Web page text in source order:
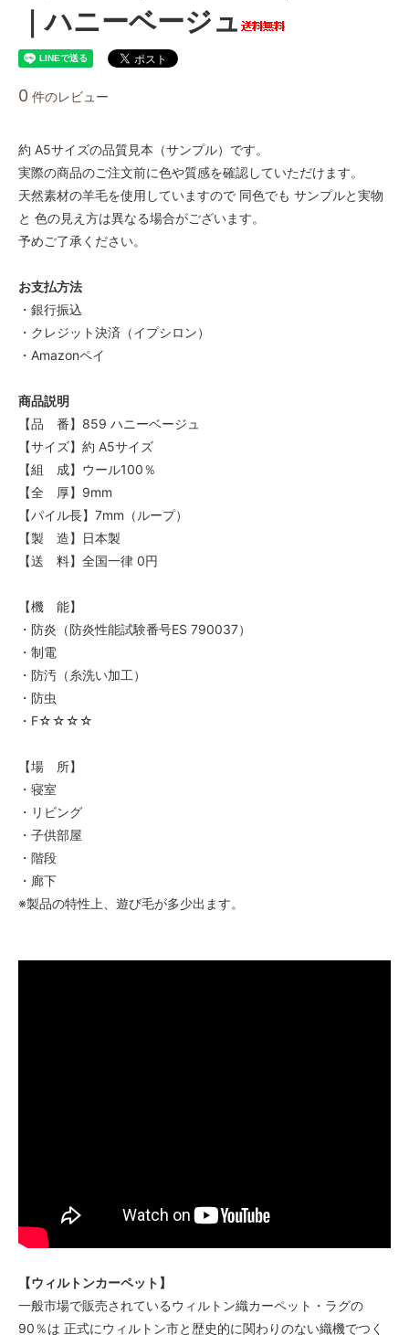
｜ハニーベージュ
0 件のレビュー
約 A5サイズの品質見本（サンプル）です。
実際の商品のご注文前に色や質感を確認していただけます。
天然素材の羊毛を使用していますので 同色でも サンプルと実物
と 色の見え方は異なる場合がございます。
予めご了承ください。
お支払方法
・銀行振込
・クレジット決済（イプシロン）
・Amazonペイ
商品説明
【品 番】859 ハニーベージュ
【サイズ】約 A5サイズ
【組 成】ウール100％
【全 厚】9mm
【パイル長】7mm（ループ）
【製 造】日本製
【送 料】全国一律 0円
【機 能】
・防炎（防炎性能試験番号ES 790037）
・制電
・防汚（糸洗い加工）
・防虫
・F☆☆☆☆
【場 所】
・寝室
・リビング
・子供部屋
・階段
・廊下
※製品の特性上、遊び毛が多少出ます。
【ウィルトンカーペット】
一般市場で販売されているウィルトン織カーペット・ラグの
90％は 正式にウィルトン市と歴史的に関わりのない織機でつく